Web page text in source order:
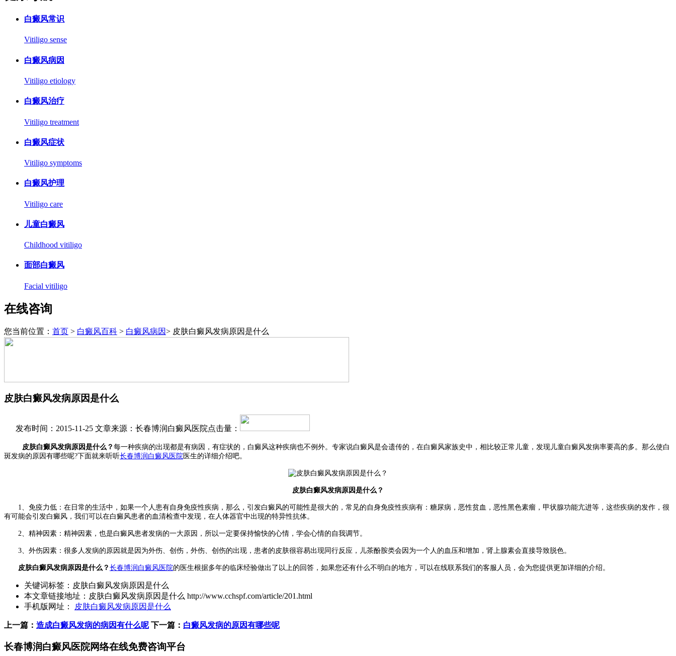
白癜风常识
Vitiligo sense
白癜风病因
Vitiligo etiology
白癜风治疗
Vitiligo treatment
白癜风症状
Vitiligo symptoms
白癜风护理
Vitiligo care
儿童白癜风
Childhood vitiligo
面部白癜风
Facial vitiligo
在线咨询
您当前位置： 首页 > 白癜风百科 > 白癜风病因> 皮肤白癜风发病原因是什么
皮肤白癜风发病原因是什么
发布时间：2015-11-25 文章来源：长春博润白癜风医院点击量：
皮肤白癜风发病原因是什么？ 每一种疾病的出现都是有病因，有症状的，白癜风这种疾病也不例外。专家说白癜风是会遗传的，在白癜风家族史中，相比较正常儿童，发现儿童白癜风发病率要高的多。那么使白
斑发病的原因有哪些呢?下面就来听听长春博润白癜风医院 医生的详细介绍吧。
皮肤白癜风发病原因是什么？
1、免疫力低：在日常的生活中，如果一个人患有自身免疫性疾病，那么，引发白癜风的可能性是很大的，常见的自身免疫性疾病有：糖尿病，恶性贫血，恶性黑色素瘤，甲状腺功能亢进等，这些疾病的发作，很
有可能会引发白癜风，我们可以在白癜风患者的血清检查中发现，在人体器官中出现的特异性抗体。
2、精神因素：精神因素，也是白癜风患者发病的一大原因，所以一定要保持愉快的心情，学会心情的自我调节。
3、外伤因素：很多人发病的原因就是因为外伤、创伤，外伤、创伤的出现，患者的皮肤很容易出现同行反应，儿茶酚胺类会因为一个人的血压和增加，肾上腺素会直接导致脱色。
皮肤白癜风发病原因是什么？ 长春博润白癜风医院的医生根据多年的临床经验做出了以上的回答，如果您还有什么不明白的地方，可以在线联系我们的客服人员，会为您提供更加详细的介绍。
关键词标签： 皮肤白癜风发病原因是什么
本文章链接地址： 皮肤白癜风发病原因是什么 http://www.cchspf.com/article/201.html
手机版网址：
皮肤白癜风发病原因是什么
上一篇： 造成白癜风发病的病因有什么呢 下一篇： 白癜风发病的原因有哪些呢
长春博润白癜风医院网络在线免费咨询平台